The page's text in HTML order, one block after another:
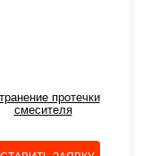
протечки
смесителя